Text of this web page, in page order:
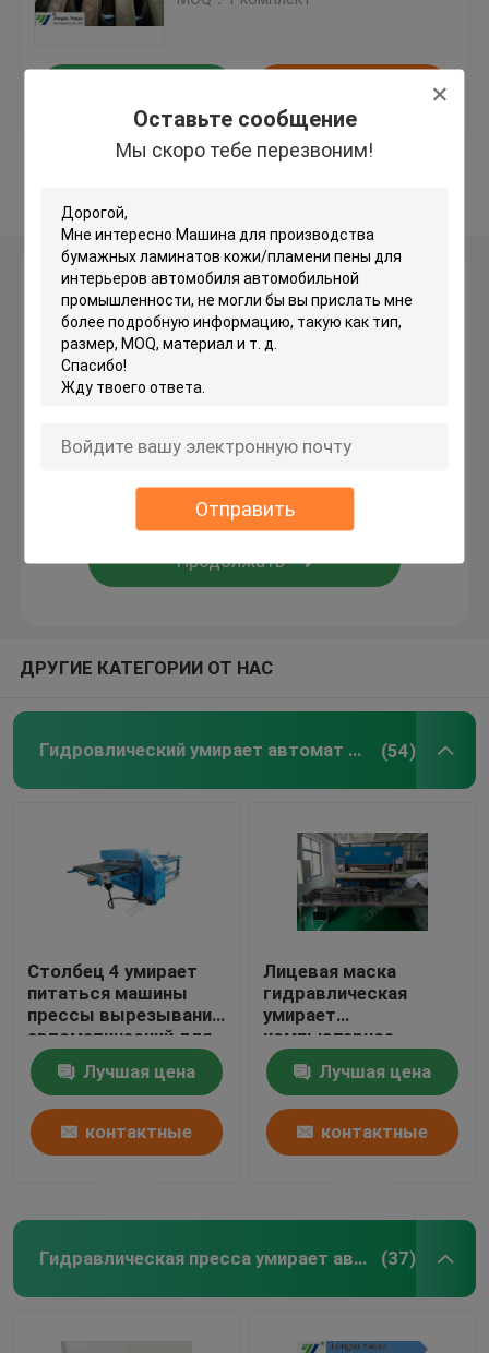
Оставьте сообщение
Мы скоро тебе перезвоним!
Отправить
Машина крена разрезая
Автомат для резки рулона ткани
Автоматическая распространяя машина
Ультразвуковая выбивая машина
Перчатка делая машину
Оставьте сообщение
Мы скоро тебе перезвоним!
ДРУГИЕ КАТЕГОРИИ ОТ НАС
Гидровлический умирает автомат для резки (54)
Столбец 4 умирает
питаться машины
прессы вырезывания
автоматический для
делать ботинка
спорт Лучшая цена
контактные
Лицевая маска
гидравлическая
умирает
компьютерное
управление цилиндра
масла автомата для
резки двойное
Лучшая цена
контактные
Гидравлическая пресса умирает автомат для резки (37)